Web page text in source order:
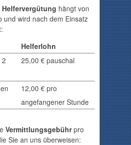
hängt von
und wird nach dem Einsatz
Helferlohn
25,00 € pauschal
12,00 € pro
angefangener Stunde
Vermittlungsgebührpro
Sie an uns überweisen: